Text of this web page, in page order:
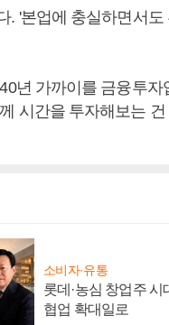
. '본업에 충실하면서
년 가까이를 금융투
시간을 투자해보는
소비자·유통
롯데·농심 창업주 시
협업 확대일로